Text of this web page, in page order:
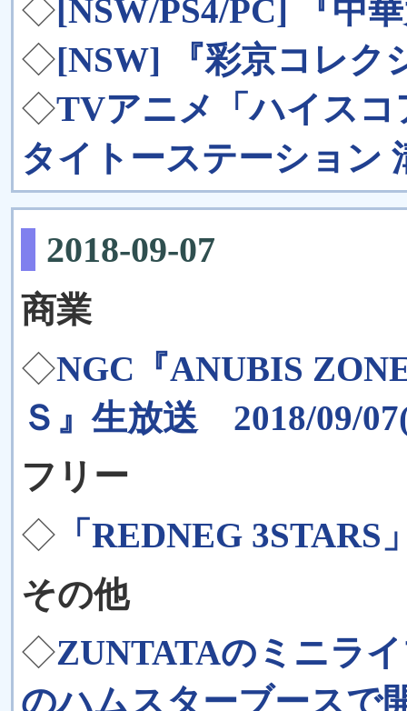
◇[NSW/PS4/PC] 『中
◇[NSW] 『彩京コレク
◇TVアニメ「ハイスコ
タイトーステーション
2018-09-07
商業
◇NGC『ANUBIS
Ｓ』生放送 2018/09/
フリー
◇ 「REDNEG
その他
◇ZUNTATAのミニラ
のハムスターブースで